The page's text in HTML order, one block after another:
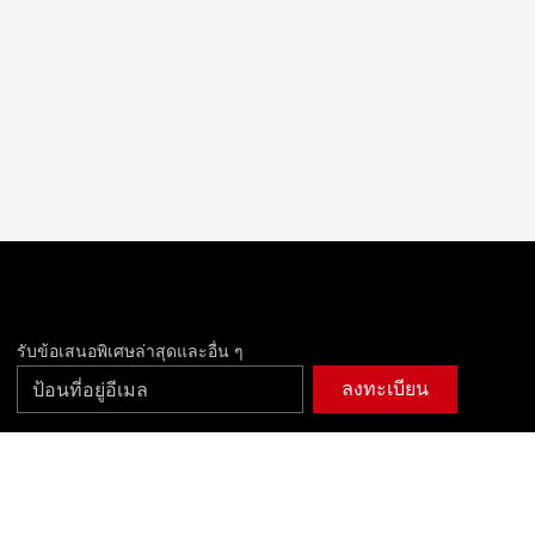
รับข้อเสนอพิเศษล่าสุดและอื่น ๆ
ลงทะเบียน